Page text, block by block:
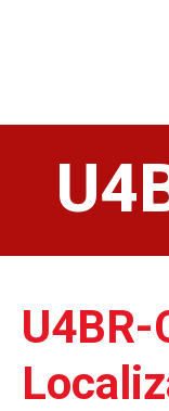
U4BR-